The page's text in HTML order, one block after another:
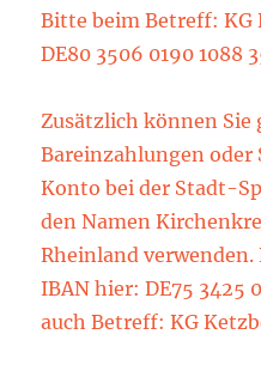
Bitte beim Betreff: KG
DE80 3506 0190 1088
Zusätzlich können Sie
Bareinzahlungen oder
Konto bei der Stadt-
den Namen
Rheinland
IBAN hier: DE75 3425
auch Betreff: KG